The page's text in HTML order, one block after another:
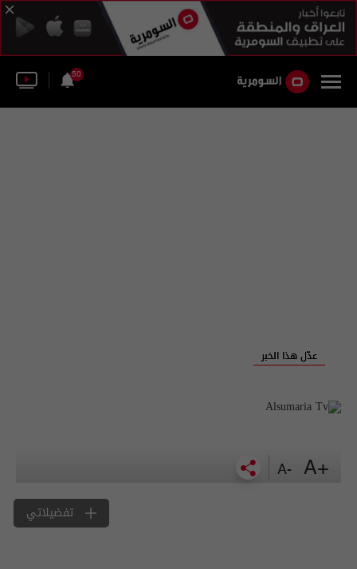
50
عدّل هذا الخبر
تفضيلاتي
+A
-A